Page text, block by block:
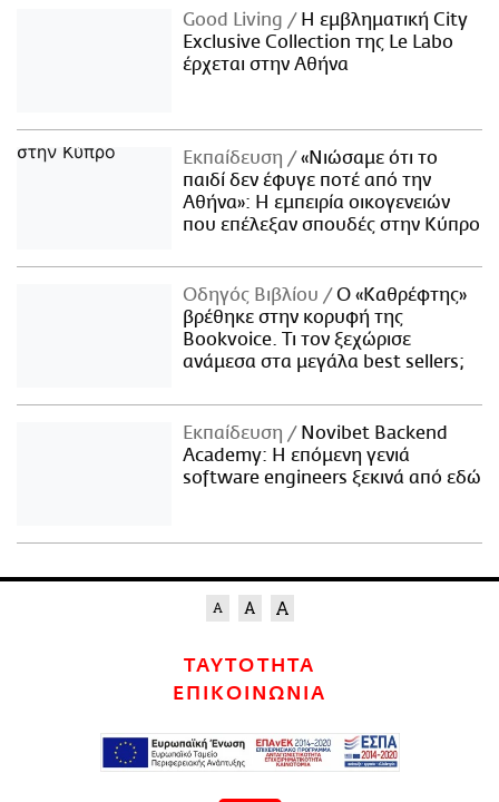
Good Living
Η εμβληματική City
Exclusive Collection της Le Labo
έρχεται στην Αθήνα
Εκπαίδευση
«Νιώσαμε ότι το
παιδί δεν έφυγε ποτέ από την
Αθήνα»: Η εμπειρία οικογενειών
που επέλεξαν σπουδές στην Κύπρο
Οδηγός Βιβλίου
Ο «Καθρέφτης»
βρέθηκε στην κορυφή της
Bookvoice. Τι τον ξεχώρισε
ανάμεσα στα μεγάλα best sellers;
Εκπαίδευση
Novibet Backend
Academy: Η επόμενη γενιά
software engineers ξεκινά από εδώ
ΤΑΥΤΟΤΗΤΑ
ΕΠΙΚΟΙΝΩΝΙΑ